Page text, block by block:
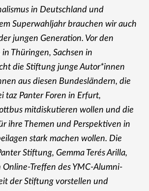
in Deutschland und
Superwahljahr brauchen wir auch
jungen Generation. Vor den
Thüringen, Sachsen in
die Stiftung junge Autor*innen
aus diesen Bundesländern, die
taz Panter Foren in Erfurt,
mitdiskutieren wollen und die
ihre Themen und Perspektiven in
stark machen wollen. Die
Stiftung, Gemma Terés Arilla,
Treffen des YMC-Alumni-
der Stiftung vorstellen und